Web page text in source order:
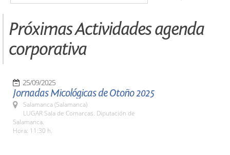
Próximas Actividades agenda
corporativa
25/09/2025
Jornadas Micológicas de Otoño 2025
Salamanca (Salamanca)
LUGAR Sala de Comarcas. Diputación de
Salamanca.
Hora: 11:30 h.